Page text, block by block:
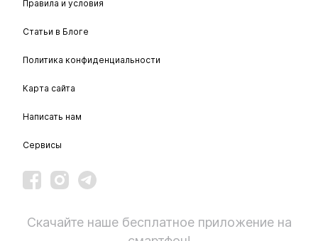
Правила и условия
Статьи в Блоге
Политика конфиденциальности
Карта сайта
Написать нам
Сервисы
Скачайте наше бесплатное приложение на